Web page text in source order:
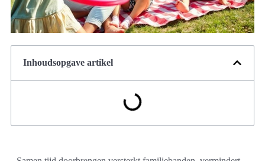
Inhoudsopgave artikel